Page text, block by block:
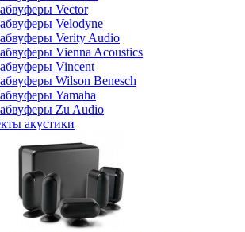
Vector
Velodyne
Verity Audio
Vienna Acoustics
Vincent
Wilson Benesch
Yamaha
Zu Audio
акустики